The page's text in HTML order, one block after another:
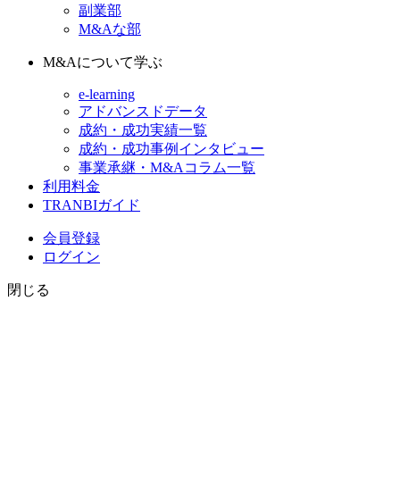
副業部
M&Aな部
M&Aについて学ぶ
e-learning
アドバンスドデータ
成約・成功実績一覧
成約・成功事例インタビュー
事業承継・M&Aコラム一覧
利用料金
TRANBIガイド
会員登録
ログイン
閉じる